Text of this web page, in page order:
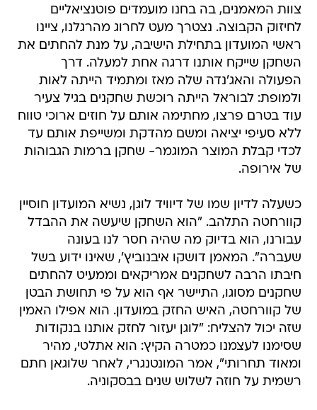
צוות המאמנים, בה בחנו מועמדים פוטנציאליים
לחיזוק הקבוצה. נצטרך מעט לחרוג מהרגלנו, ציינו
ראשי המועדון בתחילת הישיבה, על מנת להחתים את
השחקן שייקח אותנו דרגה אחת למעלה. דרך
הפעולה והאג'נדה שלה מאז ומתמיד הייתה לאות
ולמופת: לבוראל הייתה רוכשת שחקנים בגיל צעיר
עוד בטרם פרצו, מחתימה אותם על חוזים ארוכי טווח
ללא סעיפי יציאה ומשם מהדקת ומשייפת אותם עד
לכדי קבלת המוצר המוגמר- שחקן ברמות הגבוהות
של אירופה.
כשעלה לדיון שמו של דיוויד לוגן, נשיא המועדון חוסיין
קוורחטה התלהב. "הוא השחקן שיעשה את ההבדל
עבורנו, הוא בדיוק מה שהיה חסר לנו בעונה
שעברה". המאמן דושקו איבנוביץ', שאינו ידוע בשל
חיבתו הרבה לשחקנים אמריקאים וממעיט להחתים
שחקנים מסוגו, התיישר אף הוא על פי תחושת הבטן
של קוורחטה, האיש החזק במועדון. הוא אפילו האמין
שזה יכול להצליח: "לוגן יעזור לחזק אותנו בנקודות
שסימנו לעצמנו כמטרה הקיץ: הוא אתלטי, מהיר
ומאוד תחרותי", אמר המונטנגרי, לאחר שלוגאן חתם
רשמית על חוזה לשלוש שנים בבסקוניה.